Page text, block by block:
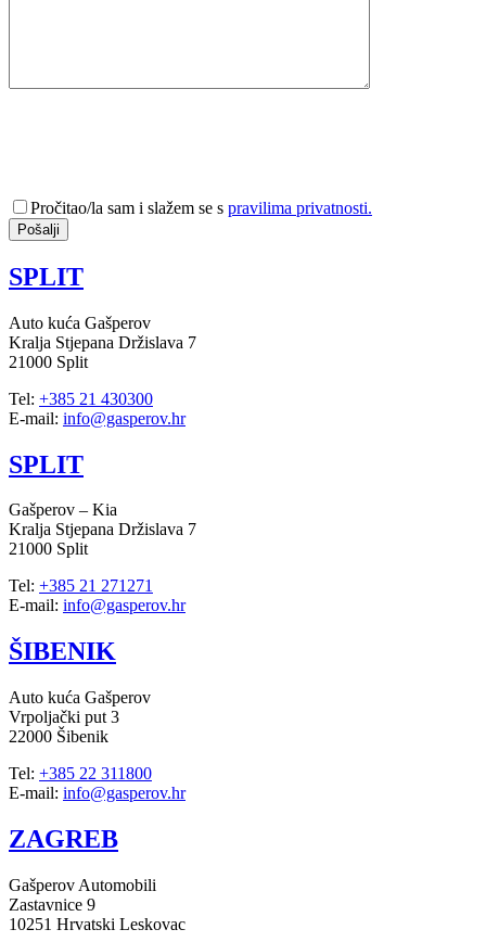
Pročitao/la sam i slažem se s pravilima privatnosti.
SPLIT
Auto kuća Gašperov
Kralja Stjepana Držislava 7
21000 Split
Tel: +385 21 430300
E-mail: info@gasperov.hr
SPLIT
Gašperov – Kia
Kralja Stjepana Držislava 7
21000 Split
Tel: +385 21 271271
E-mail: info@gasperov.hr
ŠIBENIK
Auto kuća Gašperov
Vrpoljački put 3
22000 Šibenik
Tel: +385 22 311800
E-mail: info@gasperov.hr
ZAGREB
Gašperov Automobili
Zastavnice 9
10251 Hrvatski Leskovac